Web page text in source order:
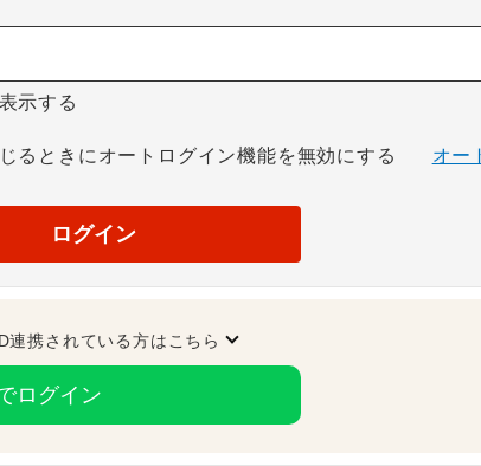
示する
るときにオートログイン機能を無効にする オー
ログイン
連携されている方はこちら
ログイン